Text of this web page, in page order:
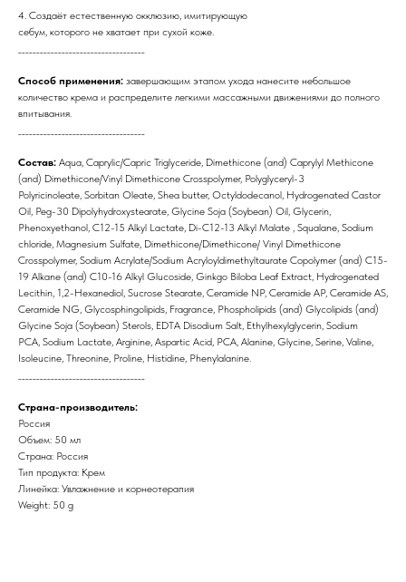
4. Создаёт естественную окклюзию, имитирующую
себум, которого не хватает при сухой коже.
Способ применения: завершающим этапом ухода нанесите небольшое
количество крема и распределите легкими массажными движениями до полного
впитывания.
Состав: Aqua, Caprylic/Capric Triglyceride, Dimethicone (and) Caprylyl Methicone
(and) Dimethicone/Vinyl Dimethicone Crosspolymer, Polyglyceryl-3
Polyricinoleate, Sorbitan Oleate, Shea butter, Octyldodecanol, Hydrogenated Castor
Oil, Peg-30 Dipolyhydroxystearate, Glycine Soja (Soybean) Oil, Glycerin,
Phenoxyethanol, C12-15 Alkyl Lactate, Di-C12-13 Alkyl Malate , Squalane, Sodium
chloride, Magnesium Sulfate, Dimethicone/Dimethicone/ Vinyl Dimethicone
Crosspolymer, Sodium Acrylate/Sodium Acryloyldimethyltaurate Copolymer (and) C15-
19 Alkane (and) C10-16 Alkyl Glucoside, Ginkgo Biloba Leaf Extract, Hydrogenated
Lecithin, 1,2-Hexanediol, Sucrose Stearate, Ceramide NP, Ceramide AP, Ceramide AS,
Ceramide NG, Glycosphingolipids, Fragrance, Phospholipids (and) Glycolipids (and)
Glycine Soja (Soybean) Sterols, EDTA Disodium Salt, Ethylhexylglycerin, Sodium
PCA, Sodium Lactate, Arginine, Aspartic Acid, PCA, Alanine, Glycine, Serine, Valine,
Isoleucine, Threonine, Proline, Histidine, Phenylalanine.
Страна-производитель:
Россия
Объем: 50 мл
Страна: Россия
Тип продукта: Крем
Линейка: Увлажнение и корнеотерапия
Weight: 50 g